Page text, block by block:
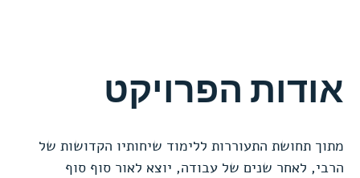
אודות הפרויקט
מתוך תחושת התעוררות ללימוד שיחותיו הקדושות של
הרבי, לאחר שנים של עבודה, יוצא לאור סוף סוף